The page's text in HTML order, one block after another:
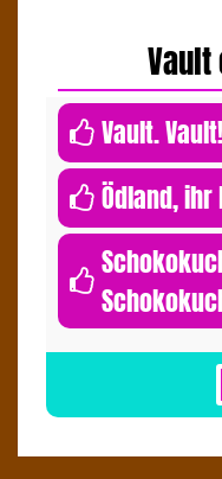
Vault
Vault.
Ödland, ihr